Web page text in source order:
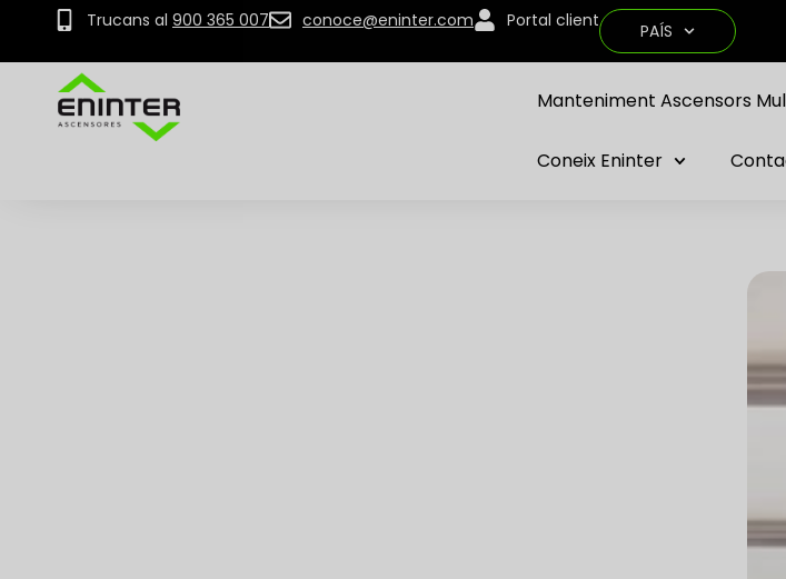
Trucans al 900 365 007 conoce@eninter.com Portal client PAÍS
Manteniment Ascensors
Coneix Eninter